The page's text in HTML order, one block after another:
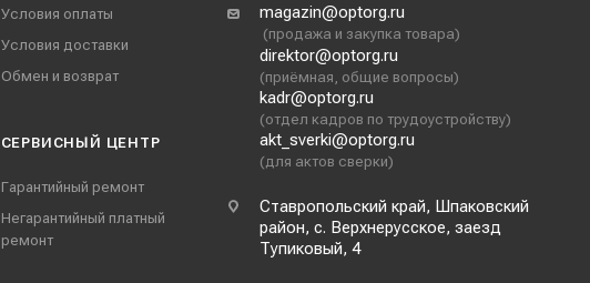
Условия оплаты
Условия доставки
Обмен и возврат
СЕРВИСНЫЙ ЦЕНТР
Гарантийный ремонт
Негарантийный платный
ремонт
magazin@optorg.ru
(продажа и закупка товара)
direktor@optorg.ru
(приёмная, общие вопросы)
kadr@optorg.ru
(отдел кадров по трудоустройству)
akt_sverki@optorg.ru
(для актов сверки)
Ставропольский край, Шпаковский
район, с. Верхнерусское, заезд
Тупиковый, 4